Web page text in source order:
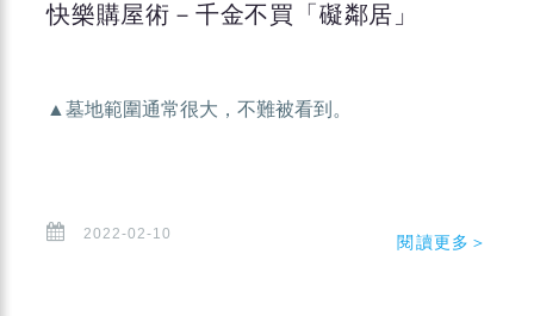
快樂購屋術－千金不買「礙鄰居」
▲墓地範圍通常很大，不難被看到。
2022-02-10 閱讀更多＞